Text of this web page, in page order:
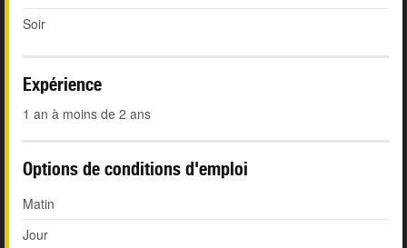
Soir
Expérience
1 an à moins de 2 ans
Options de conditions d'emploi
Matin
Jour